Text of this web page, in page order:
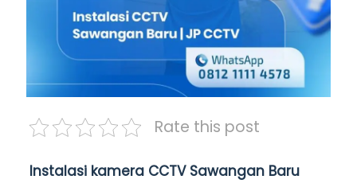
Rate this post
Instalasi kamera CCTV Sawangan Baru